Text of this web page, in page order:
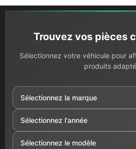
Trouvez vos pièces
Sélectionnez votre véhicule pour
produits